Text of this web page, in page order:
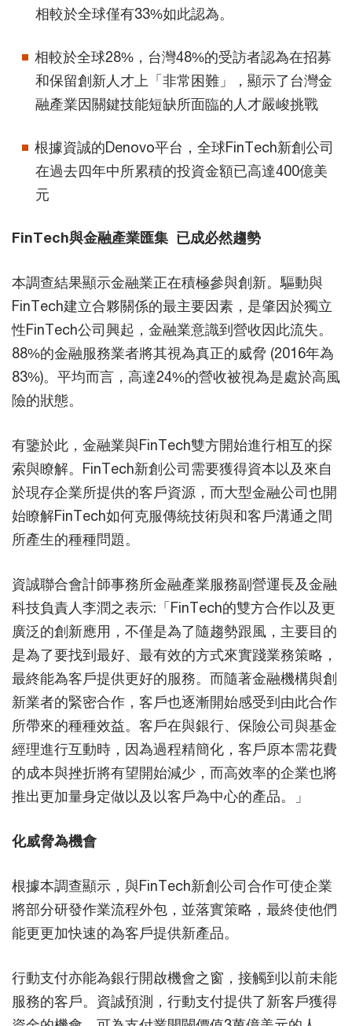
相較於全球僅有33%如此認為。
相較於全球28%，台灣48%的受訪者認為在招募
和保留創新人才上「非常困難」，顯示了台灣金
融產業因關鍵技能短缺所面臨的人才嚴峻挑戰
根據資誠的Denovo平台，全球FinTech新創公司
在過去四年中所累積的投資金額已高達400億美
元
FinTech與金融產業匯集 已成必然趨勢
本調查結果顯示金融業正在積極參與創新。驅動與
FinTech建立合夥關係的最主要因素，是肇因於獨立
性FinTech公司興起，金融業意識到營收因此流失。
88%的金融服務業者將其視為真正的威脅 (2016年為
83%)。平均而言，高達24%的營收被視為是處於高風
險的狀態。
有鑒於此，金融業與FinTech雙方開始進行相互的探
索與瞭解。FinTech新創公司需要獲得資本以及來自
於現存企業所提供的客戶資源，而大型金融公司也開
始瞭解FinTech如何克服傳統技術與和客戶溝通之間
所產生的種種問題。
資誠聯合會計師事務所金融產業服務副營運長及金融
科技負責人李潤之表示:「FinTech的雙方合作以及更
廣泛的創新應用，不僅是為了隨趨勢跟風，主要目的
是為了要找到最好、最有效的方式來實踐業務策略，
最終能為客戶提供更好的服務。而隨著金融機構與創
新業者的緊密合作，客戶也逐漸開始感受到由此合作
所帶來的種種效益。客戶在與銀行、保險公司與基金
經理進行互動時，因為過程精簡化，客戶原本需花費
的成本與挫折將有望開始減少，而高效率的企業也將
推出更加量身定做以及以客戶為中心的產品。」
化威脅為機會
根據本調查顯示，與FinTech新創公司合作可使企業
將部分研發作業流程外包，並落實策略，最終使他們
能更更加快速的為客戶提供新產品。
行動支付亦能為銀行開啟機會之窗，接觸到以前未能
服務的客戶。資誠預測，行動支付提供了新客戶獲得